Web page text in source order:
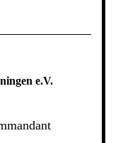
e.V.